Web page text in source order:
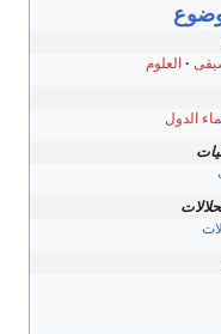
العلوم
الدول